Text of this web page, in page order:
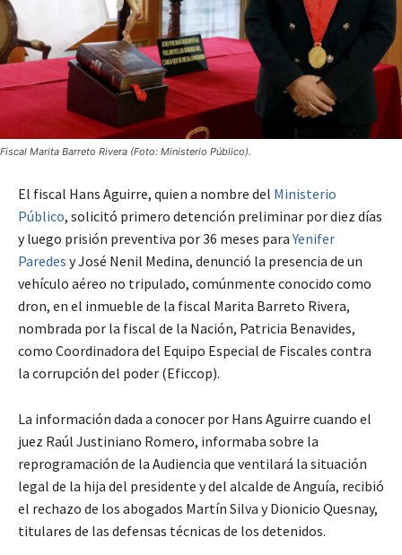
Fiscal Marita Barreto Rivera (Foto: Ministerio Público).
El fiscal Hans Aguirre, quien a nombre del Ministerio
Público, solicitó primero detención preliminar por diez días
y luego prisión preventiva por 36 meses paraYenifer
Paredes y José Nenil Medina, denunció la presencia de un
vehículo aéreo no tripulado, ​comúnmente conocido como
dron, en el inmueble de la fiscal Marita Barreto Rivera,
nombrada por la fiscal de la Nación, Patricia Benavides,
como Coordinadora del Equipo Especial de Fiscales contra
la corrupción del poder (Eficcop).
La información dada a conocer por Hans Aguirre cuando el
juez Raúl Justiniano Romero, informaba sobre la
reprogramación de la Audiencia que ventilará la situación
legal de la hija del presidente y del alcalde de Anguía, recibió
el rechazo de los abogados Martín Silva y Dionicio Quesnay,
titulares de las defensas técnicas de los detenidos.